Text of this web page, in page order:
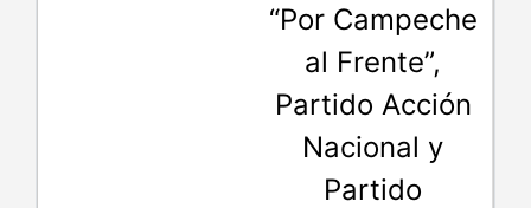
“Por Campeche
al Frente”,
Partido Acción
Nacional y
Partido